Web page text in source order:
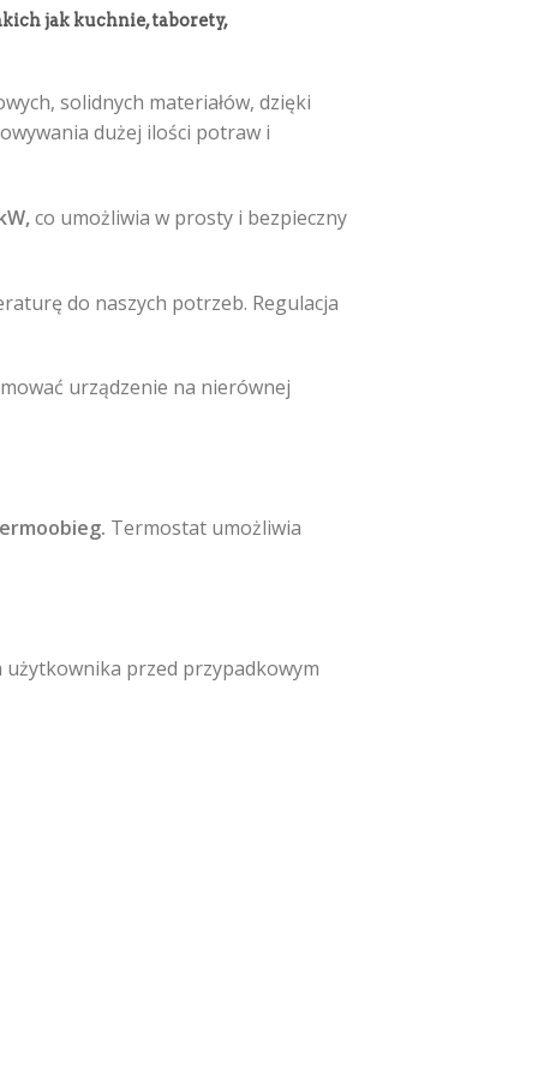
jak kuchnie, taborety,
solidnych materiałów, dzięki
dużej ilości potraw i
co umożliwia w prosty i bezpieczny
do naszych potrzeb. Regulacja
urządzenie na nierównej
Termostat umożliwia
użytkownika przed przypadkowym